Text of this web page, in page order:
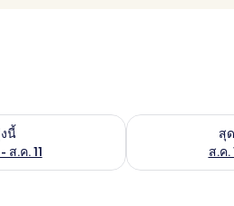
นี้
ส.ค. 11
ว่างในพรุ่งนี้ ส.ค. 10 - ส.ค. 11
สุ
ส.ค.
ตรวจสอบจำนวน